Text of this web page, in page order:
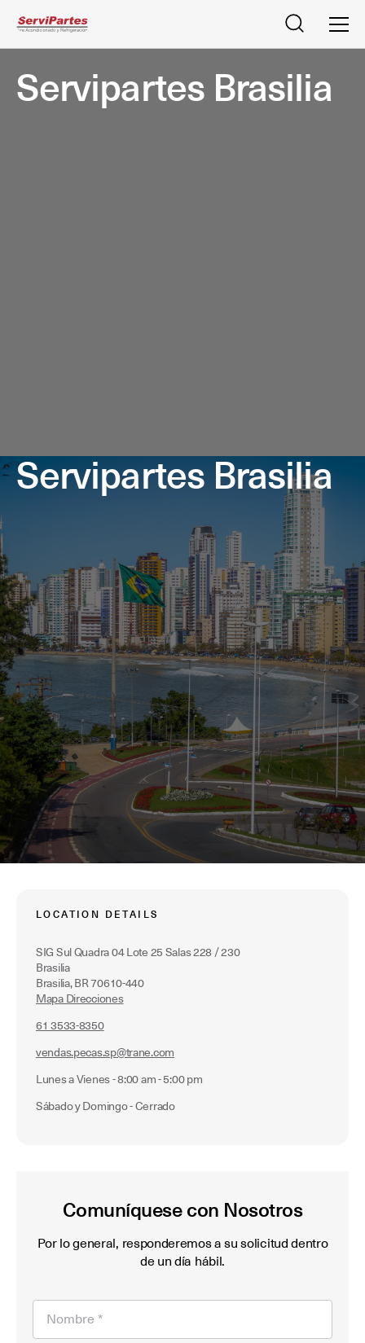
Buscar
Servipartes Brasilia
Servipartes Brasilia
LOCATION DETAILS
SIG Sul Quadra 04 Lote 25 Salas 228 / 230
Brasilia
Brasilia, BR 70610-440
Mapa Direcciones
61 3533-8350
vendas.pecas.sp@trane.com
Lunes a Vienes - 8:00 am - 5:00 pm
Sábado y Domingo - Cerrado
Comuníquese con Nosotros
Por lo general, responderemos a su solicitud dentro
de un día hábil.